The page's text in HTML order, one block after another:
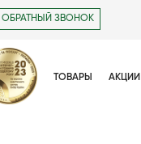
ОБРАТНЫЙ ЗВОНОК
ТОВАРЫ АКЦИИ